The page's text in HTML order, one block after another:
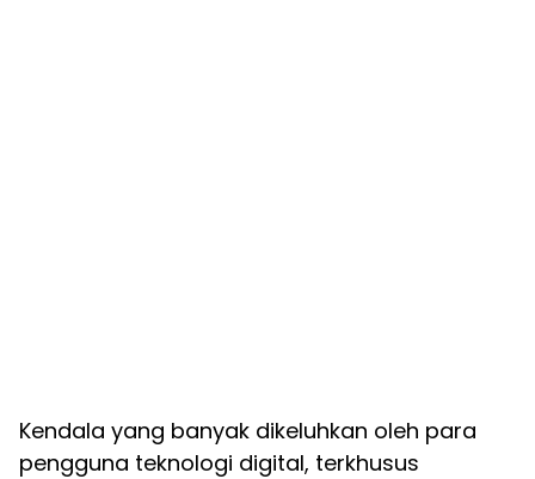
Kendala yang banyak dikeluhkan oleh para
pengguna teknologi digital, terkhusus